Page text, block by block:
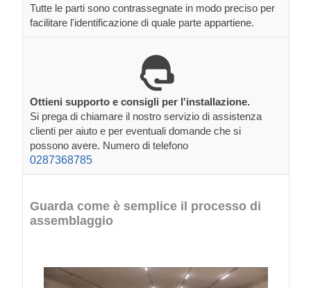
Tutte le parti sono contrassegnate in modo preciso per
facilitare l'identificazione di quale parte appartiene.
Ottieni supporto e consigli per l'installazione.
Si prega di chiamare il nostro servizio di assistenza
clienti per aiuto e per eventuali domande che si
possono avere. Numero di telefono
0287368785
Guarda come è semplice il processo di
assemblaggio